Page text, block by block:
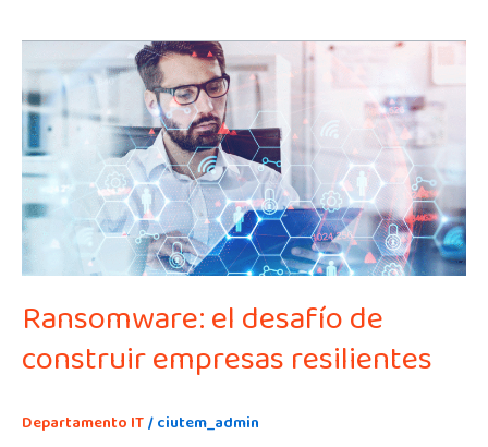
Ransomware: el desafío de
construir empresas resilientes
Departamento IT/ciutem_admin
el
desafío
de
construir
empresas
resilientes